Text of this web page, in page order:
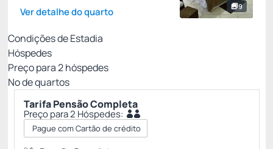
9
Ver detalhe do quarto
Condições de Estadia
Hóspedes
Preço para2hóspedes
Nº de quartos
Tarifa Pensão Completa
Preço para 2 Hóspedes:
Pague com Cartão de crédito